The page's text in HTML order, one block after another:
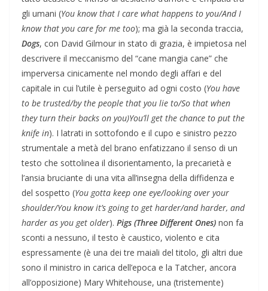
gli umani (You know that I care what happens to you/And I
know that you care for me too); ma già la seconda traccia,
Dogs, con David Gilmour in stato di grazia, è impietosa nel
descrivere il meccanismo del “cane mangia cane” che
imperversa cinicamente nel mondo degli affari e del
capitale in cui l’utile è perseguito ad ogni costo (You have
to be trusted/by the people that you lie to/So that when
they turn their backs on you)You’ll get the chance to put the
knife in). I latrati in sottofondo e il cupo e sinistro pezzo
strumentale a metà del brano enfatizzano il senso di un
testo che sottolinea il disorientamento, la precarietà e
l’ansia bruciante di una vita all’insegna della diffidenza e
del sospetto (You gotta keep one eye/looking over your
shoulder/You know it’s going to get harder/and harder, and
harder as you get older). Pigs (Three Different Ones) non fa
sconti a nessuno, il testo è caustico, violento e cita
espressamente (è una dei tre maiali del titolo, gli altri due
sono il ministro in carica dell’epoca e la Tatcher, ancora
all’opposizione) Mary Whitehouse, una (tristemente)